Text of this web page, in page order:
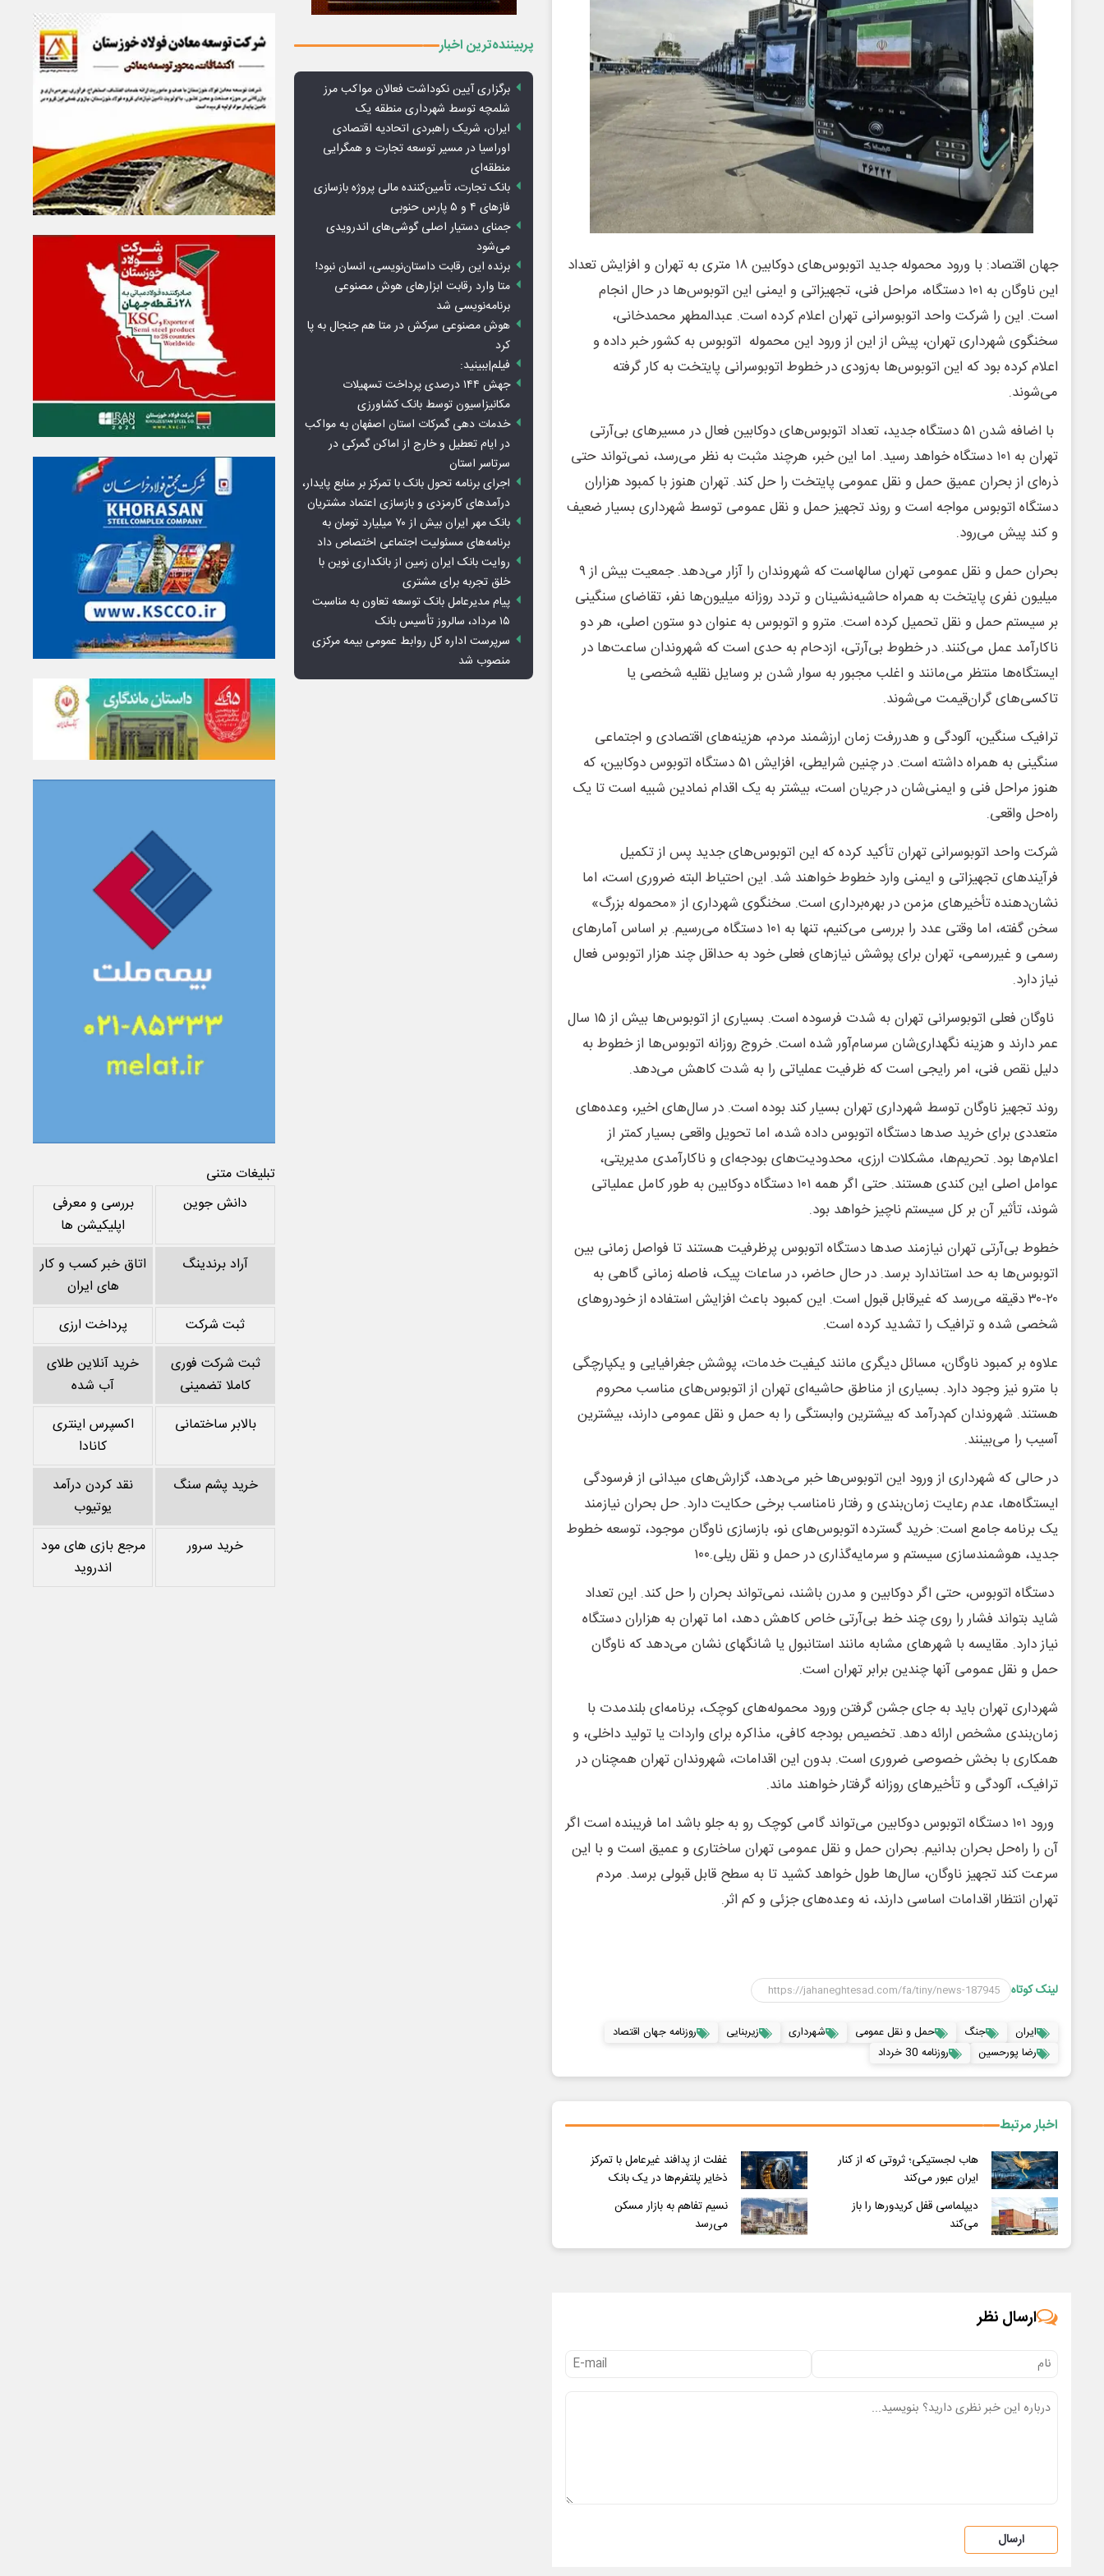
جهان اقتصاد: با ورود محموله جدید اتوبوس‌های دوکابین ۱۸ متری به تهران و افزایش تعداد
این ناوگان به ۱۰۱ دستگاه، مراحل فنی، تجهیزاتی و ایمنی این اتوبوس‌ها در حال انجام
است. این را شرکت واحد اتوبوسرانی تهران اعلام کرده است. عبدالمطهر محمدخانی،
سخنگوی شهرداری تهران، پیش از این از ورود این محموله اتوبوس به کشور خبر داده و
اعلام کرده بود که این اتوبوس‌ها به‌زودی در خطوط اتوبوسرانی پایتخت به کار گرفته
می‌شوند.
با اضافه شدن ۵۱ دستگاه جدید، تعداد اتوبوس‌های دوکابین فعال در مسیرهای بی‌آرتی
تهران به ۱۰۱ دستگاه خواهد رسید. اما این خبر، هرچند مثبت به نظر می‌رسد، نمی‌تواند حتی
ذره‌ای از بحران عمیق حمل و نقل عمومی پایتخت را حل کند. تهران هنوز با کمبود هزاران
دستگاه اتوبوس مواجه است و روند تجهیز حمل و نقل عمومی توسط شهرداری بسیار ضعیف
و کند پیش می‌رود.
بحران حمل و نقل عمومی تهران سالهاست که شهروندان را آزار می‌دهد. جمعیت بیش از ۹
میلیون نفری پایتخت به همراه حاشیه‌نشینان و تردد روزانه میلیون‌ها نفر، تقاضای سنگینی
بر سیستم حمل و نقل تحمیل کرده است. مترو و اتوبوس به عنوان دو ستون اصلی، هر دو
ناکارآمد عمل می‌کنند. در خطوط بی‌آرتی، ازدحام به حدی است که شهروندان ساعت‌ها در
ایستگاه‌ها منتظر می‌مانند و اغلب مجبور به سوار شدن بر وسایل نقلیه شخصی یا
تاکسی‌های گران‌قیمت می‌شوند.
ترافیک سنگین، آلودگی و هدررفت زمان ارزشمند مردم، هزینه‌های اقتصادی و اجتماعی
سنگینی به همراه داشته است. در چنین شرایطی، افزایش ۵۱ دستگاه اتوبوس دوکابین، که
هنوز مراحل فنی و ایمنی‌شان در جریان است، بیشتر به یک اقدام نمادین شبیه است تا یک
راه‌حل واقعی.
شرکت واحد اتوبوسرانی تهران تأکید کرده که این اتوبوس‌های جدید پس از تکمیل
فرآیندهای تجهیزاتی و ایمنی وارد خطوط خواهند شد. این احتیاط البته ضروری است، اما
نشان‌دهنده تأخیرهای مزمن در بهره‌برداری است. سخنگوی شهرداری از «محموله بزرگ»
سخن گفته، اما وقتی عدد را بررسی می‌کنیم، تنها به ۱۰۱ دستگاه می‌رسیم. بر اساس آمارهای
رسمی و غیررسمی، تهران برای پوشش نیازهای فعلی خود به حداقل چند هزار اتوبوس فعال
نیاز دارد.
ناوگان فعلی اتوبوسرانی تهران به شدت فرسوده است. بسیاری از اتوبوس‌ها بیش از ۱۵ سال
عمر دارند و هزینه نگهداری‌شان سرسام‌آور شده است. خروج روزانه اتوبوس‌ها از خطوط به
دلیل نقص فنی، امر رایجی است که ظرفیت عملیاتی را به شدت کاهش می‌دهد.
روند تجهیز ناوگان توسط شهرداری تهران بسیار کند بوده است. در سال‌های اخیر، وعده‌های
متعددی برای خرید صدها دستگاه اتوبوس داده شده، اما تحویل واقعی بسیار کمتر از
اعلام‌ها بود. تحریم‌ها، مشکلات ارزی، محدودیت‌های بودجه‌ای و ناکارآمدی مدیریتی،
عوامل اصلی این کندی هستند. حتی اگر همه ۱۰۱ دستگاه دوکابین به طور کامل عملیاتی
شوند، تأثیر آن بر کل سیستم ناچیز خواهد بود.
خطوط بی‌آرتی تهران نیازمند صدها دستگاه اتوبوس پرظرفیت هستند تا فواصل زمانی بین
اتوبوس‌ها به حد استاندارد برسد. در حال حاضر، در ساعات پیک، فاصله زمانی گاهی به
۲۰-۳۰ دقیقه می‌رسد که غیرقابل قبول است. این کمبود باعث افزایش استفاده از خودروهای
شخصی شده و ترافیک را تشدید کرده است.
علاوه بر کمبود ناوگان، مسائل دیگری مانند کیفیت خدمات، پوشش جغرافیایی و یکپارچگی
با مترو نیز وجود دارد. بسیاری از مناطق حاشیه‌ای تهران از اتوبوس‌های مناسب محروم
هستند. شهروندان کم‌درآمد که بیشترین وابستگی را به حمل و نقل عمومی دارند، بیشترین
آسیب را می‌بینند.
در حالی که شهرداری از ورود این اتوبوس‌ها خبر می‌دهد، گزارش‌های میدانی از فرسودگی
ایستگاه‌ها، عدم رعایت زمان‌بندی و رفتار نامناسب برخی حکایت دارد. حل بحران نیازمند
یک برنامه جامع است: خرید گسترده اتوبوس‌های نو، بازسازی ناوگان موجود، توسعه خطوط
جدید، هوشمندسازی سیستم و سرمایه‌گذاری در حمل و نقل ریلی.۱۰۰
دستگاه اتوبوس، حتی اگر دوکابین و مدرن باشند، نمی‌تواند بحران را حل کند. این تعداد
شاید بتواند فشار را روی چند خط بی‌آرتی خاص کاهش دهد، اما تهران به هزاران دستگاه
نیاز دارد. مقایسه با شهرهای مشابه مانند استانبول یا شانگهای نشان می‌دهد که ناوگان
حمل و نقل عمومی آنها چندین برابر تهران است.
شهرداری تهران باید به جای جشن گرفتن ورود محموله‌های کوچک، برنامه‌ای بلندمدت با
زمان‌بندی مشخص ارائه دهد. تخصیص بودجه کافی، مذاکره برای واردات یا تولید داخلی، و
همکاری با بخش خصوصی ضروری است. بدون این اقدامات، شهروندان تهران همچنان در
ترافیک، آلودگی و تأخیرهای روزانه گرفتار خواهند ماند.
ورود ۱۰۱ دستگاه اتوبوس دوکابین می‌تواند گامی کوچک رو به جلو باشد اما فریبنده است اگر
آن را راه‌حل بحران بدانیم. بحران حمل و نقل عمومی تهران ساختاری و عمیق است و با این
سرعت کند تجهیز ناوگان، سال‌ها طول خواهد کشید تا به سطح قابل قبولی برسد. مردم
تهران انتظار اقدامات اساسی دارند، نه وعده‌های جزئی و کم اثر.
لینک کوتاه
ایران جنگ حمل و نقل عمومی شهرداری زیربنایی
روزنامه جهان اقتصاد
رضا پورحسین
روزنامه 30 خرداد
اخبار مرتبط
هاب لجستیکی؛ ثروتی که از کنار
ایران عبور می‌کند
غفلت از پدافند غیرعامل با تمرکز
ذخایر پلتفرم‌ها در یک بانک
دیپلماسی قفل کریدورها را باز
می‌کند
نسیم تفاهم به بازار مسکن
می‌رسد
ارسال نظر
ارسال
پربیننده‌ترین اخبار
برگزاری آیین نکوداشت فعالان مواکب مرز
شلمچه توسط شهرداری منطقه یک
ایران، شریک راهبردی اتحادیه اقتصادی
اوراسیا در مسیر توسعه تجارت و همگرایی
منطقه‌ای
بانک تجارت، تأمین‌کننده مالی پروژه بازسازی
فازهای ۴ و ۵ پارس حنوبی
جمنای دستیار اصلی گوشی‌های اندرویدی
می‌شود
برنده این رقابت داستان‌نویسی، انسان نبود!
متا وارد رقابت ابزارهای هوش مصنوعی
برنامه‌نویسی شد
هوش مصنوعی سرکش در متا هم جنجال به پا
کرد
فیلم|ببینید:
جهش ۱۴۴ درصدی پرداخت تسهیلات
مکانیزاسیون توسط بانک کشاورزی
خدمات دهی گمرکات استان اصفهان به مواکب
در ایام تعطیل و خارج از اماکن گمرکی در
سرتاسر استان
اجرای برنامه تحول بانک با تمرکز بر منابع پایدار،
درآمدهای کارمزدی و بازسازی اعتماد مشتریان
بانک مهر ایران بیش از ۷۰ میلیارد تومان به
برنامه‌های مسئولیت اجتماعی اختصاص داد
روایت بانک ایران زمین از بانکداری نوین با
خلق تجربه برای مشتری
پیام مدیرعامل بانک توسعه تعاون به مناسبت
۱۵ مرداد، سالروز تأسیس بانک
سرپرست اداره کل روابط عمومی بیمه مرکزی
منصوب شد
تبلیغات متنی
دانش جوین
بررسی و معرفی
اپلیکیشن ها
آراد برندینگ
اتاق خبر کسب و کار
های ایران
ثبت شرکت
پرداخت ارزی
ثبت شرکت فوری
کاملا تضمینی
خرید آنلاین طلای
آب شده
بالابر ساختمانی
اکسپرس اینتری
کانادا
خرید پشم سنگ
نقد کردن درآمد
یوتیوب
خرید سرور
مرجع بازی های مود
اندروید